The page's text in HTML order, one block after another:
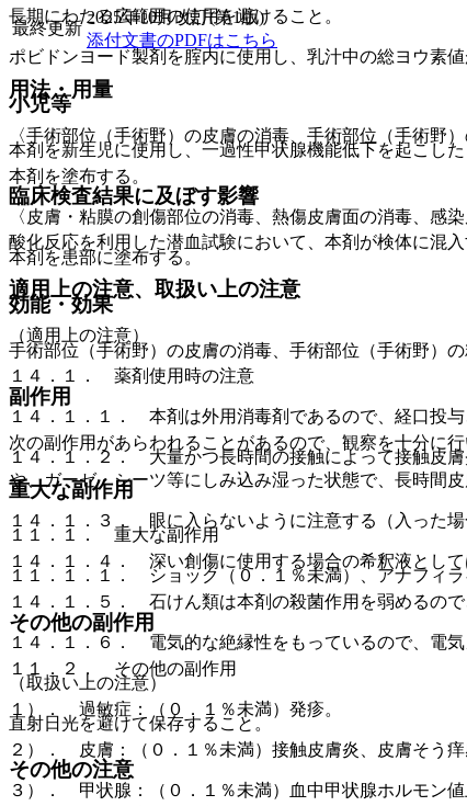
長期にわたる広範囲の使用を避けること。
ポビドンヨード製剤を腟内に使用し、乳汁中の総ヨウ素
小児等
本剤を新生児に使用し、一過性甲状腺機能低下を起こした
臨床検査結果に及ぼす影響
酸化反応を利用した潜血試験において、本剤が検体に混
適用上の注意、取扱い上の注意
（適用上の注意）
１４．１． 薬剤使用時の注意
１４．１．１． 本剤は外用消毒剤であるので、経口投
１４．１．２． 大量かつ長時間の接触によって接触皮
や、ガーゼ・シーツ等にしみ込み湿った状態で、長時間
１４．１．３． 眼に入らないように注意する（入った場
１４．１．４． 深い創傷に使用する場合の希釈液とし
１４．１．５． 石けん類は本剤の殺菌作用を弱めるの
１４．１．６． 電気的な絶縁性をもっているので、電
（取扱い上の注意）
直射日光を避けて保存すること。
その他の注意
最終更新
2025年10月改訂(第1版)
添付文書のPDFはこちら
用法・用量
〈手術部位（手術野）の皮膚の消毒、手術部位（手術野）
本剤を塗布する。
〈皮膚・粘膜の創傷部位の消毒、熱傷皮膚面の消毒、感染
本剤を患部に塗布する。
効能・効果
手術部位（手術野）の皮膚の消毒、手術部位（手術野）
副作用
次の副作用があらわれることがあるので、観察を十分に
重大な副作用
１１．１． 重大な副作用
１１．１．１． ショック（０．１％未満）、アナフィ
その他の副作用
１１．２． その他の副作用
１）． 過敏症：（０．１％未満）発疹。
２）． 皮膚：（０．１％未満）接触皮膚炎、皮膚そう痒
３）． 甲状腺：（０．１％未満）血中甲状腺ホルモン